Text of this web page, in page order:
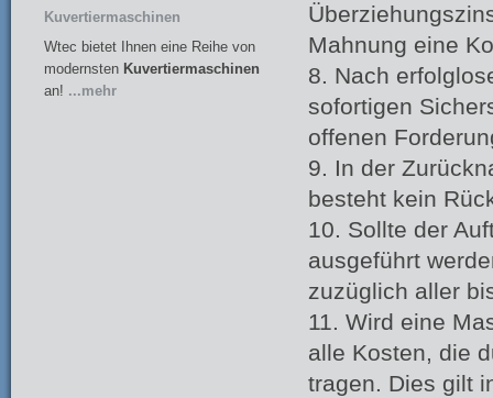
Mahnung eine
8. Nach
sofortigen
offenen
9. In der
besteht kein
10. Sollte der
ausgeführt
zuzüglich aller
11. Wird eine
alle Kosten, die
tragen. Dies gilt
Kuvertiermaschinen
Wtec bietet Ihnen eine Reihe von
modernsten Kuvertiermaschinen
an! ...mehr